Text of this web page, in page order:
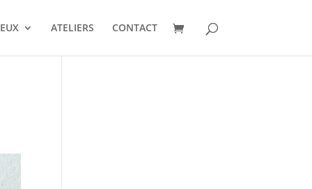
ATELIERS CONTACT